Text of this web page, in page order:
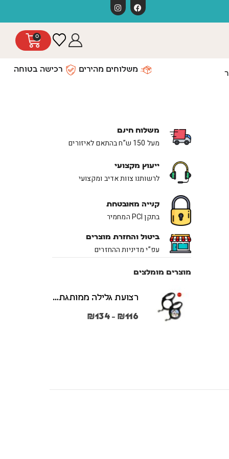
0
משלוחים מהירים רכישה בטוחה
משלוח חינם
מעל 150 ש”ח בהתאם לאיזורים
ייעוץ מקצועי
לרשותנו צוות אדיב ומקצועי
קנייה מאובטחת
בתקן PCI המחמיר
ביטול והחזרת מוצרים
עפ”י מדיניות ההחזרים
מוצרים מומלצים
רצועת גלילה ממותגת משני הצדדים צבע שחור במידות S + M
₪116
–
₪134